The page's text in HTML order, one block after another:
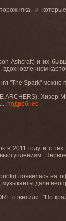
и
Ashcraft) и их
, вдохновленном
"The Spark" можно
ARCHERS), Хизер
подробнее
в 2011 году и с
) появилась на
дали
ответили: "По